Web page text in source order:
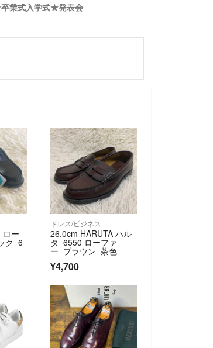
業式入学式★発表会
ロー
ク 6
ドレス/ビジネス
26.0cm HARUTA ハル
タ 6550 ローファ
ー ブラウン 茶色
¥4,700